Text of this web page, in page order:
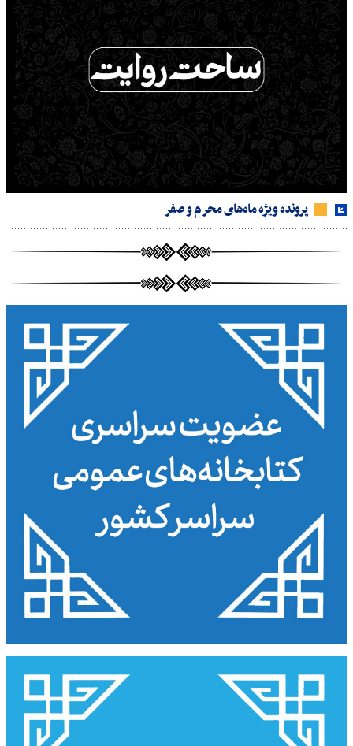
پرونده ویژه ماه‌های محرم و صفر